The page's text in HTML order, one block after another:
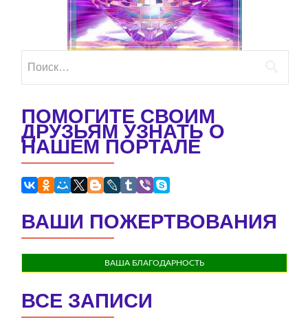
ПОМОГИТЕ СВОИМ
ДРУЗЬЯМ УЗНАТЬ О
НАШЕМ ПОРТАЛЕ
ВАШИ ПОЖЕРТВОВАНИЯ
ВАША БЛАГОДАРНОСТЬ
ВСЕ ЗАПИСИ